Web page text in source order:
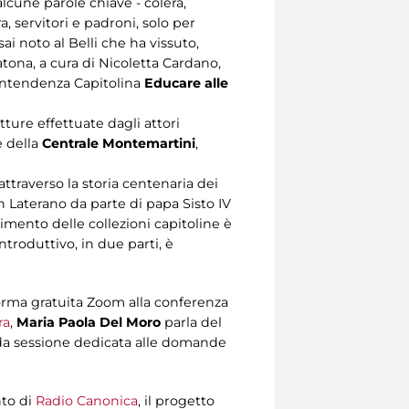
servitori e padroni, solo per
noto al Belli che ha vissuto,
a cura di Nicoletta Cardano,
Capitolina Educare alle
effettuate dagli attori
della Centrale Montemartini,
la storia centenaria dei
da parte di papa Sisto IV
delle collezioni capitoline è
in due parti, è
gratuita Zoom alla conferenza
, Maria Paola Del Moro parla del
sessione dedicata alle domande
di Radio Canonica, il progetto